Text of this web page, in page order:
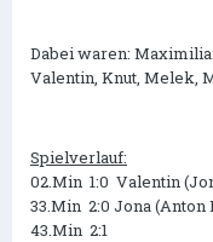
Dabei waren:
Valentin, Knut, Melek,
Spielverlauf:
02.Min 1:0 Valentin
33.Min 2:0 Jona (Anton
43.Min 2:1